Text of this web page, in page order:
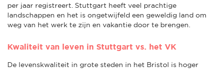
per jaar registreert. Stuttgart heeft veel prachtige
landschappen en het is ongetwijfeld een geweldig land om
weg van het werk te zijn en vakantie door te brengen.
Kwaliteit van leven in Stuttgart vs. het VK
De levenskwaliteit in grote steden in het Bristol is hoger